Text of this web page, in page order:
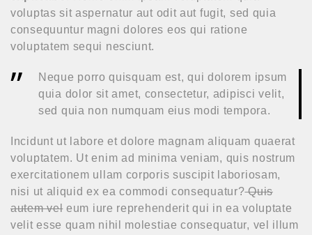
voluptas sit aspernatur aut odit aut fugit, sed quia
consequuntur magni dolores eos qui ratione
voluptatem sequi nesciunt.
Neque porro quisquam est, qui dolorem ipsum
quia dolor sit amet, consectetur, adipisci velit,
sed quia non numquam eius modi tempora.
Incidunt ut labore et dolore magnam aliquam quaerat
voluptatem. Ut enim ad minima veniam, quis nostrum
exercitationem ullam corporis suscipit laboriosam,
nisi ut aliquid ex ea commodi consequatur?Quis
autem veleum iure reprehenderit qui in ea voluptate
velit esse quam nihil molestiae consequatur, vel illum